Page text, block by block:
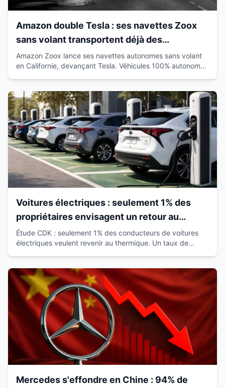
Amazon double Tesla : ses navettes Zoox
sans volant transportent déjà des
passagers en Californie
Amazon Zoox lance ses navettes autonomes sans volant
en Californie, devançant Tesla. Véhicules 100% autonomes
Voitures électriques : seulement 1% des
propriétaires envisagent un retour au
thermique
Étude CDK : seulement 1% des conducteurs de voitures
électriques veulent revenir au thermique. Un taux de
Mercedes s'effondre en Chine : 94% de